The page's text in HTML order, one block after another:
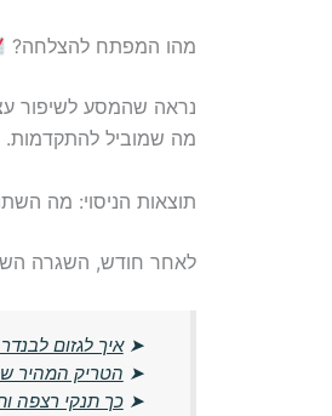
מהו המפתח להצלחה?
נראה שהמסע לשיפור
מה שמוביל להתקדמות.
תוצאות הניסוי: מה
לאחר חודש, השגרה
➤איך לגזום
➤ הטריק המהיר
➤כך תנקי רצפה